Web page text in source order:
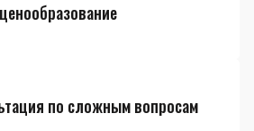
по сложным вопросам